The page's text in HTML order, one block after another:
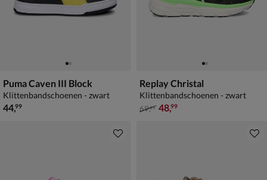
Puma Caven III Block
Klittenbandschoenen - zwart
€ 44,99
44,99
Replay Christal
Klittenbandschoenen - zwart
van € 69,99 voor € 48,99
69,99 48,99